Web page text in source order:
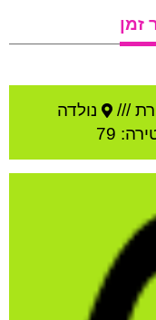
זמן
///
נולדה
79